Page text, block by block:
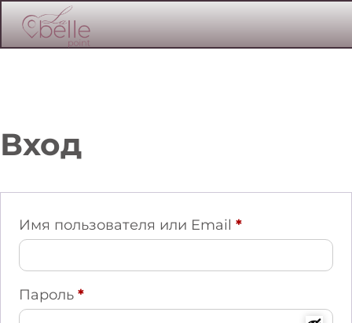
Вход
Имя пользователя или Email *
Пароль *